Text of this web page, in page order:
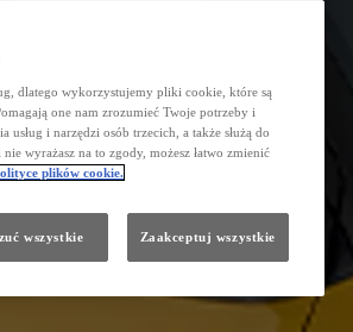
dlatego wykorzystujemy pliki cookie, które są
one nam zrozumieć Twoje potrzeby i
i narzędzi osób trzecich, a także służą do
wyrażasz na to zgody, możesz łatwo zmienić
plików cookie.
wszystkie Zaakceptuj wszystkie